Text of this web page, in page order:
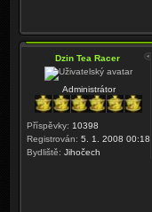
Dzin Tea Racer
Administrátor
Příspěvky: 10398
Registrován: 5. 1. 2008 00:18
Bydliště: Jihočech